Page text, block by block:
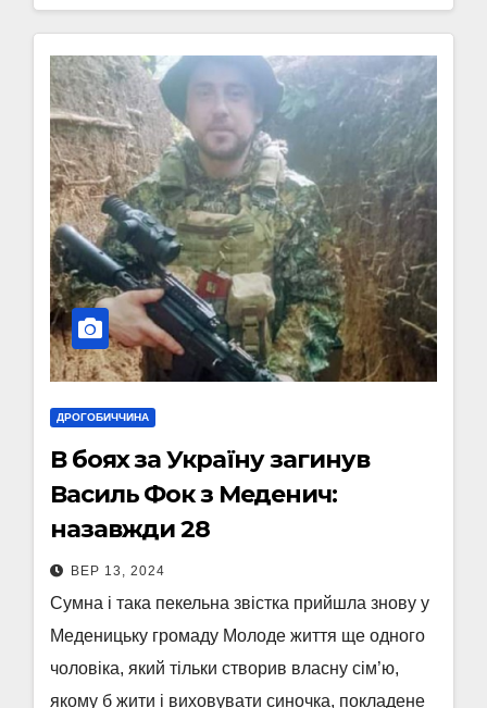
ДРОГОБИЧЧИНА
В боях за Україну загинув
Василь Фок з Меденич:
назавжди 28
ВЕР 13, 2024
Сумна і така пекельна звістка прийшла знову у
Меденицьку громаду Молоде життя ще одного
чоловіка, який тільки створив власну сім’ю,
якому б жити і виховувати синочка, покладене